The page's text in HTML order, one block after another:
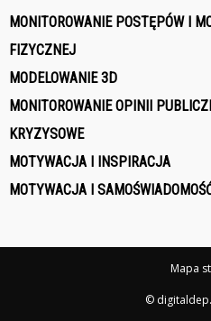
MONITOROWANIE POSTĘPÓW I
FIZYCZNEJ
MODELOWANIE 3D
MONITOROWANIE OPINII
KRYZYSOWE
MOTYWACJA I INSPIRACJA
MOTYWACJA I
Mapa
©